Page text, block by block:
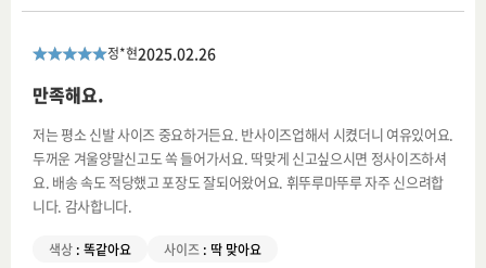
정*현2025.02.26
만족해요.
저는 평소 신발 사이즈 중요하거든요. 반사이즈업해서 시켰더니 여유있어요.
두꺼운 겨울양말신고도 쏙 들어가서요. 딱맞게 신고싶으시면 정사이즈하셔
요. 배송 속도 적당했고 포장도 잘되어왔어요. 휘뚜루마뚜루 자주 신으려합
니다. 감사합니다.
색상 : 똑같아요 사이즈 : 딱 맞아요